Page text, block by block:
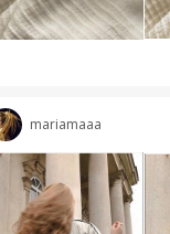
mariamaaa